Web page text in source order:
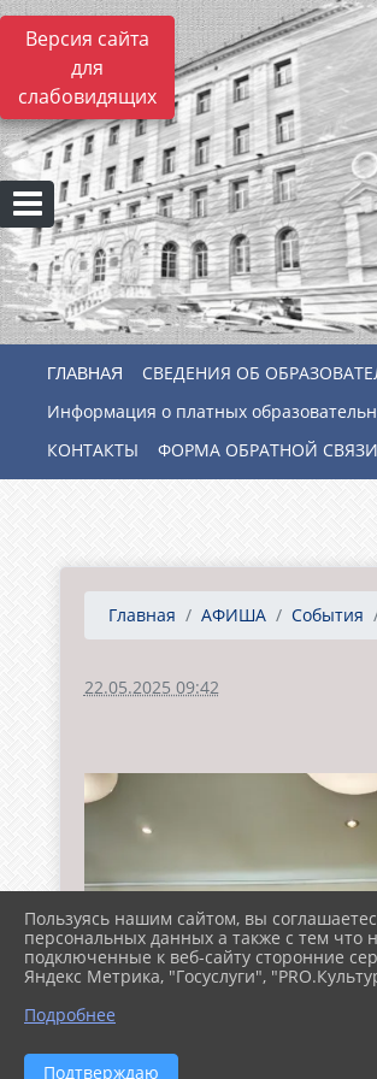
Версия сайта
для
слабовидящих
СВЕДЕНИЯ ОБ
Информация о платных
КОНТАКТЫ
ФОРМА ОБРАТНОЙ СВЯЗИ
Главная АФИША События
22.05.2025 09:42
Пользуясь нашим сайтом, вы
персональных данных а также с тем что
подключенные к веб-сайту сторонние
Яндекс Метрика, "Госуслуги",
Подробнее
Подтверждаю